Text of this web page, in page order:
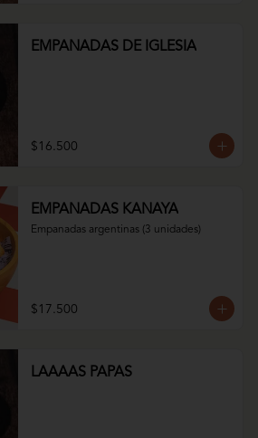
EMPANADAS DE IGLESIA
$16.500
EMPANADAS KANAYA
Empanadas argentinas (3 unidades)
$17.500
LAAAAS PAPAS